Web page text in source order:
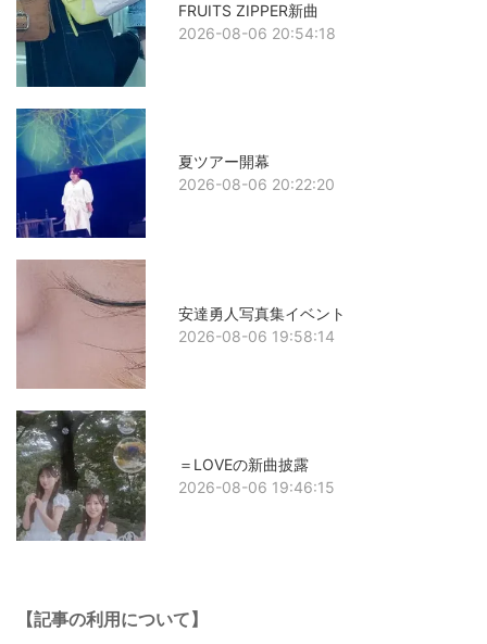
FRUITS ZIPPER新曲
2026-08-06 20:54:18
夏ツアー開幕
2026-08-06 20:22:20
安達勇人写真集イベント
2026-08-06 19:58:14
＝LOVEの新曲披露
2026-08-06 19:46:15
【記事の利用について】